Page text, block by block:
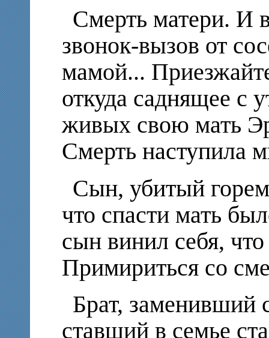
Смерть матери. И
звонок-вызов от
мамой...
откуда саднящее с
живых свою мать
Смерть наступила
Сын, убитый
что спасти мать
сын винил себя,
Примириться со
Брат, заменивший
ставший в семье